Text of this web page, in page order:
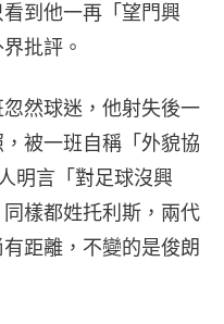
到他一再「望門興
批評。
然球迷，他射失後一
被一班自稱「外貌協
明言「對足球沒興
樣都姓托利斯，兩代
距離，不變的是俊朗